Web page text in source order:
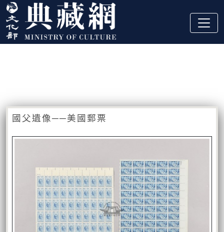
跳到主要內容
:::
國父遺像──美國郵票